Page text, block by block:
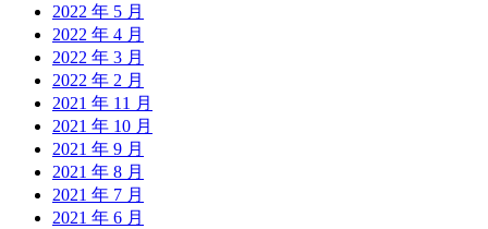
2022 年 5 月
2022 年 4 月
2022 年 3 月
2022 年 2 月
2021 年 11 月
2021 年 10 月
2021 年 9 月
2021 年 8 月
2021 年 7 月
2021 年 6 月